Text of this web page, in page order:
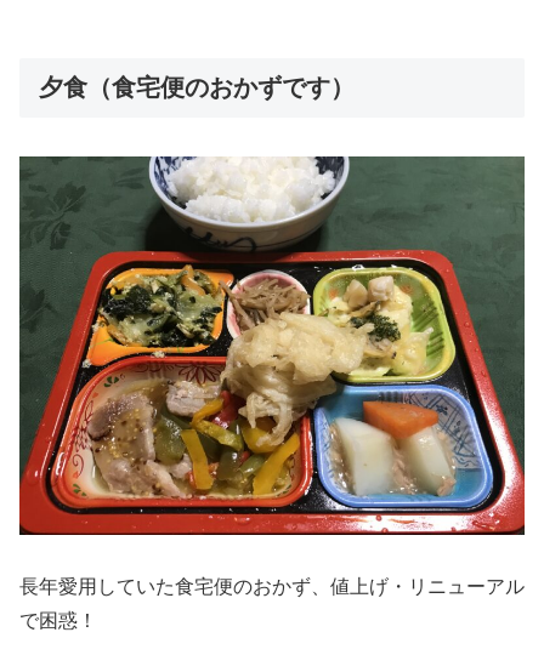
夕食（食宅便のおかずです）
長年愛用していた食宅便のおかず、値上げ・リニューアル
で困惑！